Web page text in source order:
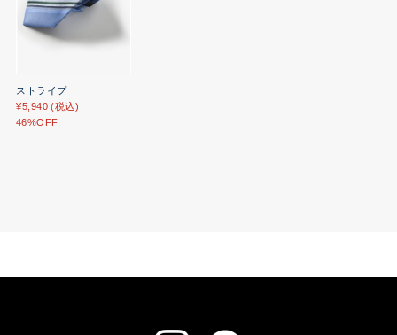
ストライプ
¥5,940 (税込)
46%OFF